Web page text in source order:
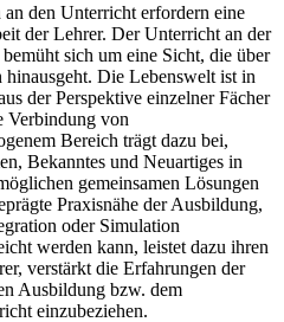
den Unterricht erfordern eine
der Lehrer. Der Unterricht an der
sich um eine Sicht, die über
Die Lebenswelt ist in
der Perspektive einzelner Fächer
Verbindung von
Bereich trägt dazu bei,
Bekanntes und Neuartiges in
gemeinsamen Lösungen
Praxisnähe der Ausbildung,
oder Simulation
werden kann, leistet dazu ihren
verstärkt die Erfahrungen der
Ausbildung bzw. dem
einzubeziehen.